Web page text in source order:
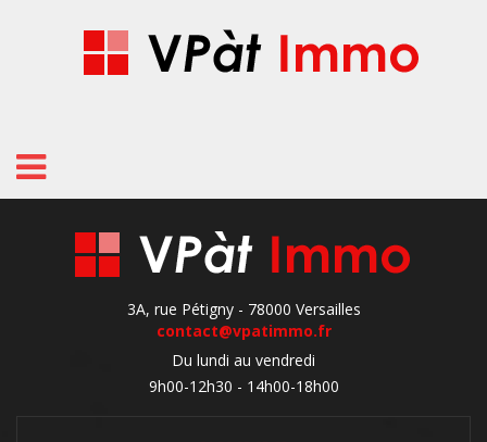
Nos
3A, rue Pétigny - 78000 Versailles
contact@vpatimmo.fr
Du lundi au vendredi
9h00-12h30 - 14h00-18h00